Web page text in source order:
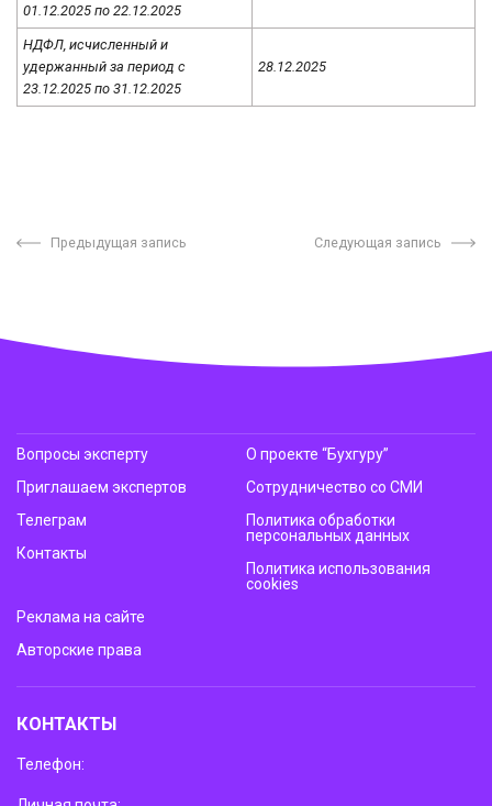
01.12.2025 по 22.12.2025
НДФЛ, исчисленный и
удержанный за период с
23.12.2025 по 31.12.2025
28.12.2025
Предыдущая запись Следующая запись
Вопросы эксперту
Приглашаем экспертов
Телеграм
Контакты
О проекте “Бухгуру”
Сотрудничество со СМИ
Политика обработки
персональных данных
Политика использования
cookies
Реклама на сайте
Авторские права
КОНТАКТЫ
Телефон: